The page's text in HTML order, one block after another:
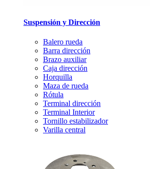
Suspensión y Dirección
Balero rueda
Barra dirección
Brazo auxiliar
Caja dirección
Horquilla
Maza de rueda
Rótula
Terminal dirección
Terminal Interior
Tornillo estabilizador
Varilla central